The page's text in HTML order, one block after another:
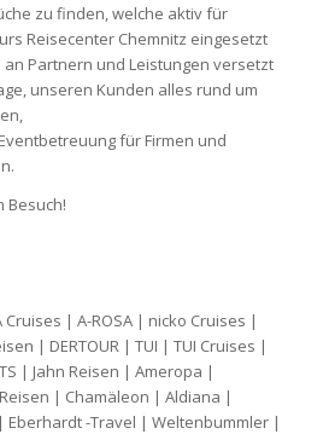
zu finden, welche aktiv für
Reisecenter Chemnitz eingesetzt
Partnern und Leistungen versetzt
unseren Kunden alles rund um
für Firmen und
Besuch!
| A-ROSA | nicko Cruises |
| DERTOUR | TUI | TUI Cruises |
| Jahn Reisen | Ameropa |
| Chamäleon | Aldiana |
-Travel | Weltenbummler |